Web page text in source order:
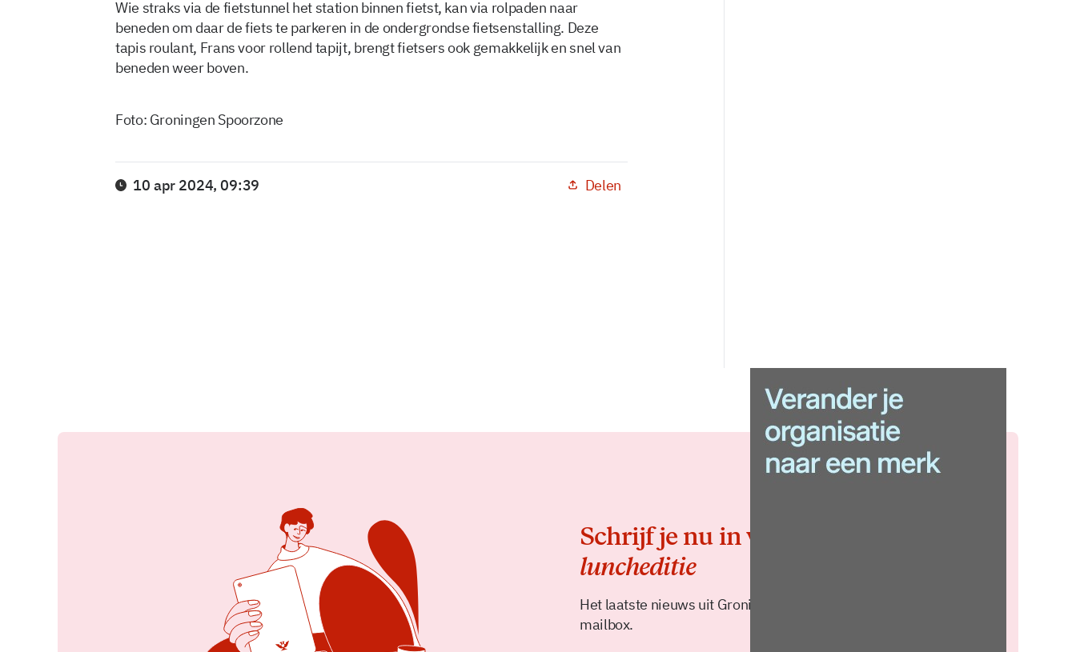
Wie straks via de fietstunnel het station binnen fietst, kan via rolpaden naar
beneden om daar de fiets te parkeren in de ondergrondse fietsenstalling. Deze
tapis roulant, Frans voor rollend tapijt, brengt fietsers ook gemakkelijk en snel van
beneden weer boven.
Foto: Groningen Spoorzone
10 apr 2024, 09:39 Delen
Schrijf je nu in voor de
luncheditie
Het laatste nieuws uit Groningen elke middag in je
mailbox.